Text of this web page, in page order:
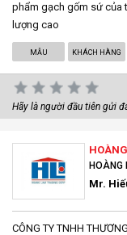
phẩm gạch gốm sứ của
lượng cao
MẪU KHÁCH HÀNG
Hãy là người đầu tiên gửi
HOÀNG
Mr.
CÔNG TY TNHH